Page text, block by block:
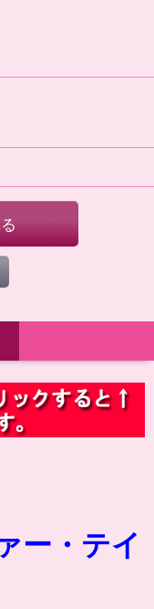
ー・テイ